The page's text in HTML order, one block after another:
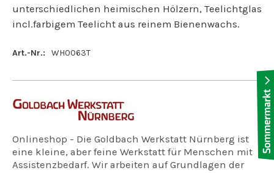
unterschiedlichen heimischen Hölzern, Teelichtglas
incl.farbigem Teelicht aus reinem Bienenwachs.
Art.-Nr.: WH0063T
Onlineshop - Die Goldbach Werkstatt Nürnberg ist
eine kleine, aber feine Werkstatt für Menschen mit
Assistenzbedarf. Wir arbeiten auf Grundlagen der